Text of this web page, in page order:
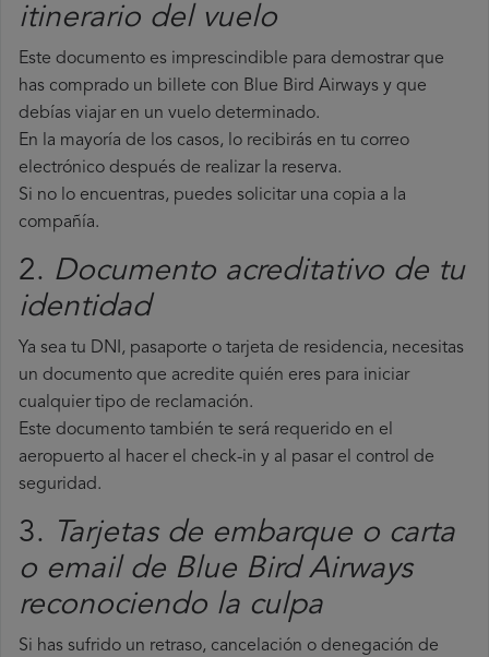
itinerario del vuelo
Este documento es imprescindible para demostrar que
has comprado un billete con Blue Bird Airways y que
debías viajar en un vuelo determinado.
En la mayoría de los casos, lo recibirás en tu correo
electrónico después de realizar la reserva.
Si no lo encuentras, puedes solicitar una copia a la
compañía.
2. Documento acreditativo de tu
identidad
Ya sea tu DNI, pasaporte o tarjeta de residencia, necesitas
un documento que acredite quién eres para iniciar
cualquier tipo de reclamación.
Este documento también te será requerido en el
aeropuerto al hacer el check-in y al pasar el control de
seguridad.
3.
Tarjetas de embarque o carta
o email de Blue Bird Airways
reconociendo la culpa
Si has sufrido un retraso, cancelación o denegación de